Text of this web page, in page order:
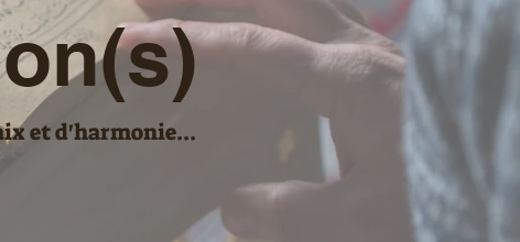
et d'harmonie...